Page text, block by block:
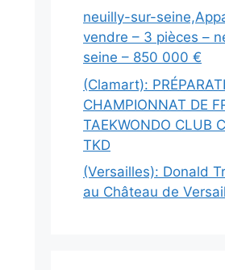
neuilly-sur-
vendre – 3 pièces –
seine – 850 000 €
(Clamart):
CHAMPIONNAT DE
TAEKWONDO CLUB
TKD
(Versailles): Donald
au Château de